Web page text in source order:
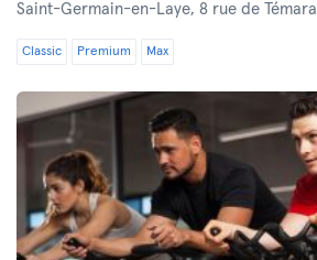
Saint-Germain-en-Laye, 8 rue de Témara
Classic Premium Max